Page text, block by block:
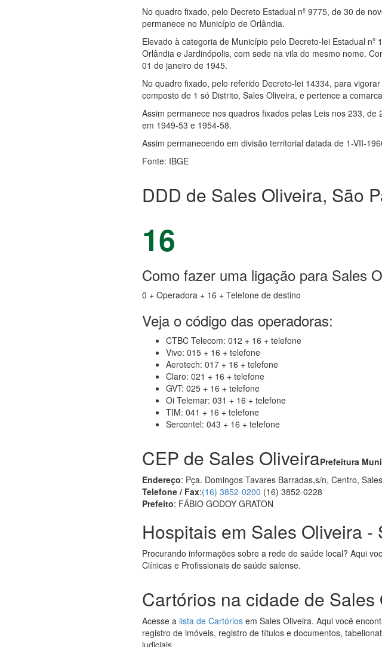
No quadro fixado, pelo Decreto Estadual nº 9775, de 30 de
permanece no Município de Orlândia.
Elevado à categoria de Município pelo Decreto-lei Estadual
Orlândia e Jardinópolis, com sede na vila do mesmo nome.
01 de janeiro de 1945.
No quadro fixado, pelo referido Decreto-lei 14334, para
composto de 1 só Distrito, Sales Oliveira, e pertence a
Assim permanece nos quadros fixados pelas Leis nos 233,
em 1949-53 e 1954-58.
Assim permanecendo em divisão territorial datada de 1-VII-
Fonte: IBGE
DDD de Sales Oliveira, São
16
Como fazer uma ligação para Sales
0 + Operadora + 16 + Telefone de destino
Veja o código das operadoras:
CTBC Telecom: 012 + 16 + telefone
Vivo: 015 + 16 + telefone
Aerotech: 017 + 16 + telefone
Claro: 021 + 16 + telefone
GVT: 025 + 16 + telefone
Oi Telemar: 031 + 16 + telefone
TIM: 041 + 16 + telefone
Sercontel: 043 + 16 + telefone
CEP de Sales OliveiraPrefeitura
Endereço: Pça. Domingos Tavares Barradas,s/n, Centro,
Telefone / Fax:(16) 3852-0200 (16) 3852-0228
Prefeito: FÁBIO GODOY GRATON
Hospitais em Sales Oliveira -
Procurando informações sobre a rede de saúde local? Aqui
Clínicas e Profissionais de saúde salense.
Cartórios na cidade de Sales
Acesse a lista de Cartórios em Sales Oliveira. Aqui você
registro de imóveis, registro de títulos e documentos,
judiciais.